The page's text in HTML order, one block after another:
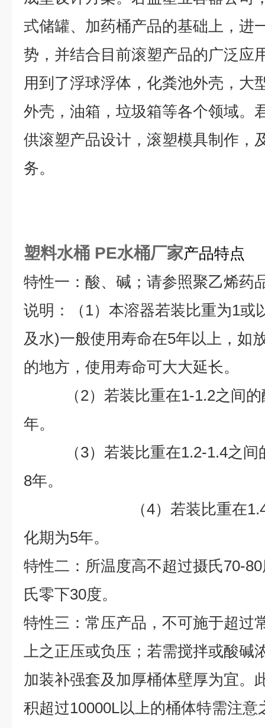
式储罐、加药桶产品的基础上，进
势，并结合目前滚塑产品的广泛应
用到了浮球浮体，化粪池外壳，大
外壳，油箱，垃圾箱等各个领域。
供滚塑产品设计，滚塑模具制作，
务。
塑料水桶 PE水桶厂家产品特点
特性一：酸、碱；请参照聚乙烯药
说明：（1）本溶器若装比重为1或
及水)一般使用寿命在5年以上，如
的地方，使用寿命可大大延长。
（2）若装比重在1-1.2之间的
年。
（3）若装比重在1.2-1.4之间
8年。
（4）若装比重在1.4以
化期为5年。
特性二：所温度高不超过摄氏70-
氏零下30度。
特性三：常压产品，不可施于超过
上之正压或负压；若需搅拌或酸碱
加装补强套及加厚桶体壁厚为宜。
积超过10000L以上的桶体特需注